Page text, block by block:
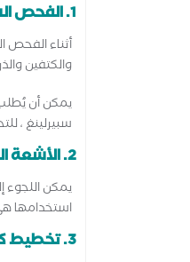
1. الفحص السريري
أثناء الفحص
والكتفين
يمكن أن يُطلب
سبيرلينغ ،
2. الأشعة التشخيصية
يمكن
استخدامها
3. تخطيط كهربائية العضل